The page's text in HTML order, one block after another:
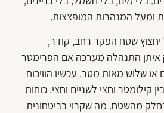
ומעל המנהרות המופצצות.
יחצוץ שטח הפקר רחב, קודר,
איתן התנהלה מערכה אם הפרימטר
שלוש מאות מטר. עכשיו הוויכוח
קילומטר וחצי לשניים וחצי. כוחות
מהשטח. מה שקרוי בביטחונית